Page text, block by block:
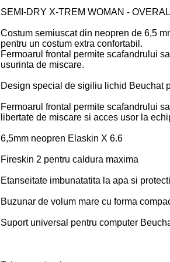
SEMI-DRY X-TREM WOMAN -
Costum semiuscat din neopren de 6,5
pentru un costum extra confortabil.
Fermoarul frontal permite scafandrului
usurinta de miscare.
Design special de sigiliu lichid Beuchat
Fermoarul frontal permite scafandrului
libertate de miscare si acces usor la
6,5mm neopren Elaskin X 6.6
Fireskin 2 pentru caldura maxima
Etanseitate imbunatatita la apa si
Buzunar de volum mare cu forma
Suport universal pentru computer